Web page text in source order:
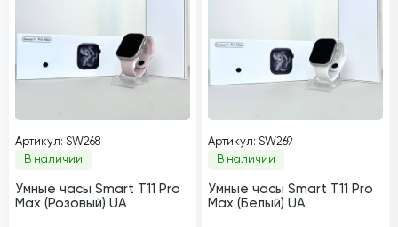
Артикул: SW268
В наличии
Умные часы Smart T11 Pro
Max (Розовый) UA
Артикул: SW269
В наличии
Умные часы Smart T11 Pro
Max (Белый) UA